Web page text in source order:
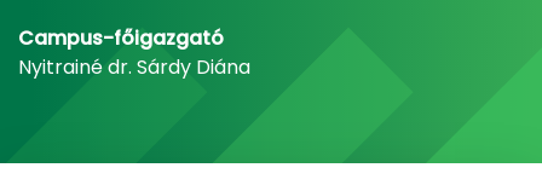
Campus-főigazgató
Nyitrainé dr. Sárdy Diána